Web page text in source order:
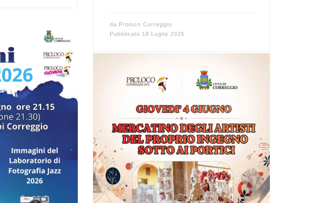
da Proloco Correggio
Pubblicato 18 Luglio 2026